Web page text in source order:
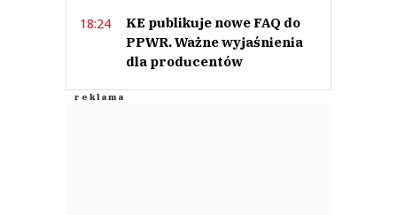
18:24
KE publikuje nowe FAQ do
PPWR. Ważne wyjaśnienia
dla producentów